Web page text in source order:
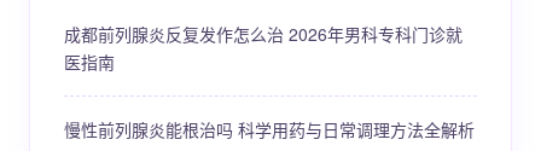
成都前列腺炎反复发作怎么治 2026年男科专科门诊就
医指南
慢性前列腺炎能根治吗 科学用药与日常调理方法全解析